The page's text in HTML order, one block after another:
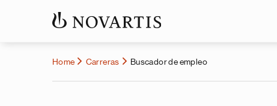
Home Carreras Buscador de empleo